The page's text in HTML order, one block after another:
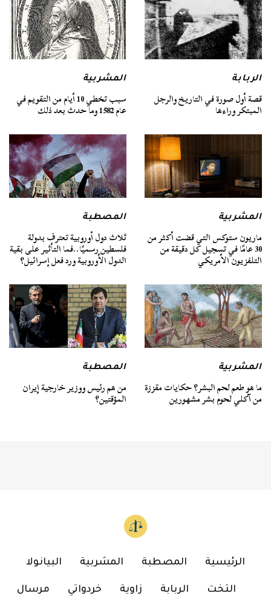
الربابة
قصة أول صورة في التاريخ والرجل
المبتكر وراءها
المشربية
سبب تخطي 10 أيام من التقويم في
عام 1582 وما حدث بعد ذلك
المشربية
ماريون ستوكس التي قضت أكثر من
30 عامًا في تسجيل كل دقيقة من
التلفزيون الأمريكي
المصطبة
ثلاث دول أوروبية تعترف بدولة
فلسطين رسميًا..فما التأثير على بقية
الدول الأوروبية ورد فعل إسرائيل؟
المشربية
ما هو طعم لحم البشر؟ حكايات مقززة
من آكلي لحوم بشر مشهورين
المصطبة
من هم رئيس ووزير خارجية إيران
المؤقتين؟
الرئيسية المصطبة المشربية البيانولا
التخت الربابة زاوية خردواتي مرسال